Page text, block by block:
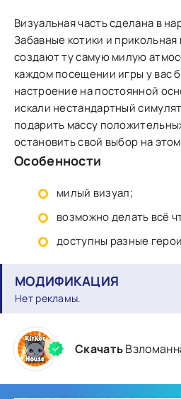
Визуальная часть сделана в
Забавные котики и
создают ту самую милую
каждом посещении игры у вас
настроение на постоянной
искали нестандартный
подарить массу
остановить свой выбор на
Особенности
милый визуал;
возможно делать всё
доступны разные
МОДИФИКАЦИЯ
Нет рекламы.
Скачать